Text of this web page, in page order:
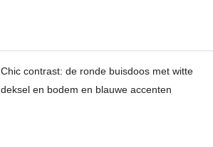
Chic contrast: de ronde buisdoos met witte
deksel en bodem en blauwe accenten